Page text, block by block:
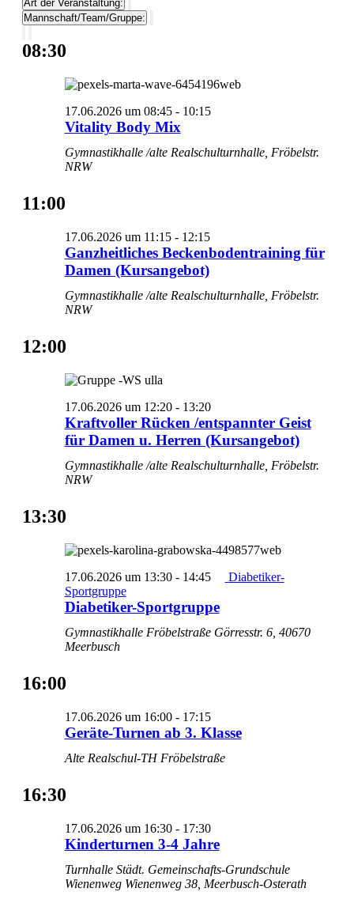
entfernen
Art der Veranstaltung:
Filter
entfernen
Mannschaft/Team/Gruppe:
08:30
Vitality Body Mix
17.06.2026 um 08:45- 10:15
Gymnastikhalle /alte Realschulturnhalle, Fröbelstr.
NRW
11:00
Ganzheitliches Beckenbodentraining für
Damen (Kursangebot)
17.06.2026 um 11:15- 12:15
Gymnastikhalle /alte Realschulturnhalle, Fröbelstr.
NRW
12:00
Kraftvoller Rücken /entspannter Geist
für Damen u. Herren (Kursangebot)
17.06.2026 um 12:20- 13:20
Gymnastikhalle /alte Realschulturnhalle, Fröbelstr.
NRW
13:30
Diabetiker-Sportgruppe
17.06.2026 um 13:30- 14:45
Diabetiker-
Sportgruppe
Gymnastikhalle Fröbelstraße Görresstr. 6, 40670
Meerbusch
16:00
Geräte-Turnen ab 3. Klasse
17.06.2026 um 16:00- 17:15
Alte Realschul-TH Fröbelstraße
16:30
Kinderturnen 3-4 Jahre
17.06.2026 um 16:30- 17:30
Turnhalle Städt. Gemeinschafts-Grundschule
Wienenweg Wienenweg 38, Meerbusch-Osterath